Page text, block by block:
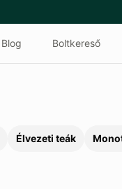
Blog Boltkereső
Élvezeti teák